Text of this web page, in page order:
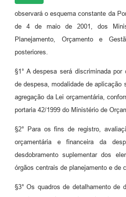
observará o esquema constante da
de 4 de maio de 2001, dos
Planejamento, Orçamento e
posteriores.
§1° A despesa será discriminada por
de despesa, modalidade de aplicação
agregação da Lei orçamentária,
portaria 42/1999 do Ministério de
§2° Para os fins de registro,
orçamentária e financeira da
desdobramento suplementar dos
órgãos centrais de planejamento e de
§3° Os quadros de detalhamento de